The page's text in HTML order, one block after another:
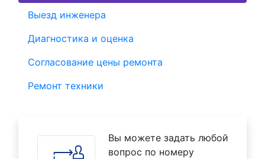
Выезд инженера
Диагностика и оценка
Согласование цены ремонта
Ремонт техники
Вы можете задать любой
вопрос по номеру